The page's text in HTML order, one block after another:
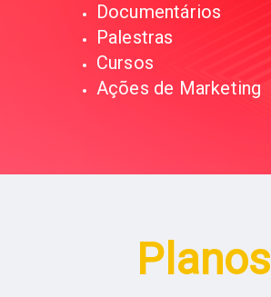
Documentários
Palestras
Cursos
Ações de Marketing
Planos